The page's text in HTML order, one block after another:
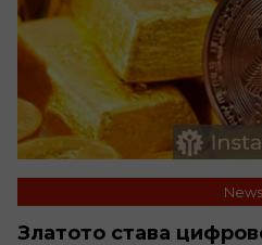
News
Златото става